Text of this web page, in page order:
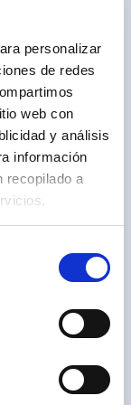
personalizar
de redes
web con
y análisis
información
recopilado a